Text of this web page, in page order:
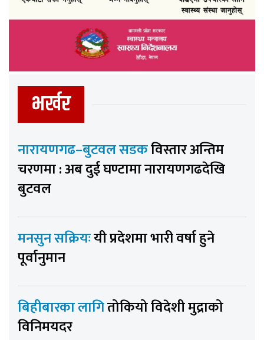
भर्खर
नारायणगढ–बुटवल सडकविस्तार अन्तिम
चरणमा : अब दुई घण्टामा नारायणगढदेखि
बुटवल
मनसुन सक्रियःयी प्रदेशमा भारी वर्षा हुने
पूर्वानुमान
बिहीबारका लागितोकियो विदेशी मुद्राको
विनिमयदर